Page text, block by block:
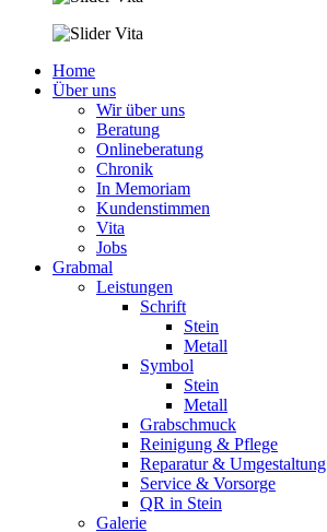
Home
Über uns
Wir über uns
Beratung
Onlineberatung
Chronik
In Memoriam
Kundenstimmen
Vita
Jobs
Grabmal
Leistungen
Schrift
Stein
Metall
Symbol
Stein
Metall
Grabschmuck
Reinigung & Pflege
Reparatur & Umgestaltung
Service & Vorsorge
QR in Stein
Galerie